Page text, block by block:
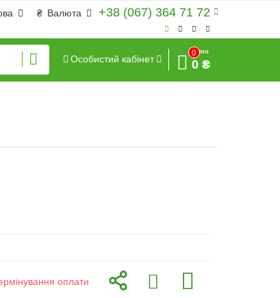
+38 (067) 364 71 72
₴ Валюта
Особистий кабінет
0
Сума
0 ₴
оплати